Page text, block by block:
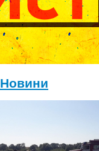
Новини